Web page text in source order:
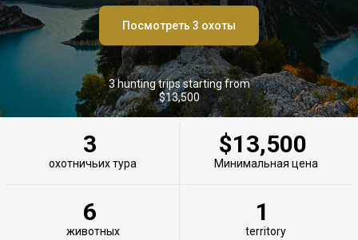
Посмотреть 3 охоты
3 hunting trips starting from
$13,500
3
охотничьих тура
$13,500
Минимальная цена
6
животных
1
territory